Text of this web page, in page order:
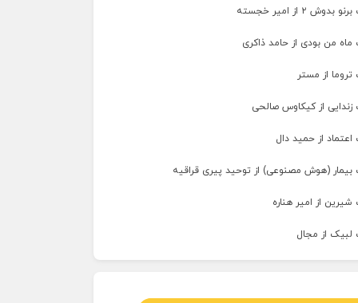
۲ از امیر خجسته
ماه من بودی از حامد ذاکری
تروما از مستر
زندایی از کیکاوس صالحی
اعتماد از حمید دال
بیمار (هوش مصنوعی) از توحید پیری قراقیه
شیرین از امیر هناره
لبیک از مجال